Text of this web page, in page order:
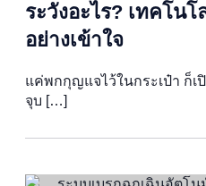
ระวังอะไร? เทคโน
อย่างเข้าใจ
แค่พกกุญแจไว้ในกระเป๋า ก็เ
จุบ […]